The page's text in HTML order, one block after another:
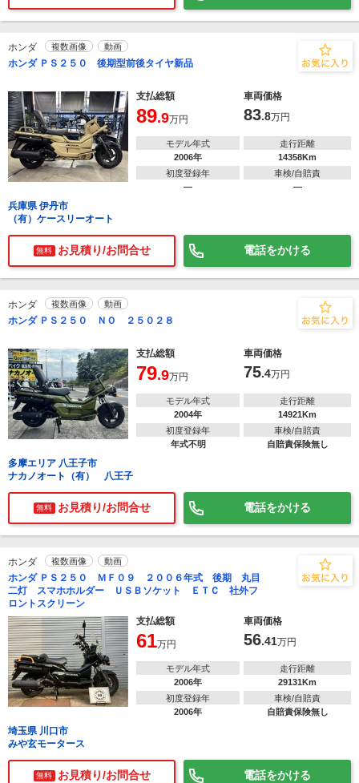
ホンダ 複数画像 動画
ホンダ ＰＳ２５０ 後期型前後タイヤ新品
支払総額 車両価格
89.9万円 83.8万円
モデル年式
2006年
走行距離
14358Km
初度登録年
―
車検/自賠責
―
兵庫県 伊丹市
（有）ケースリーオート
無料 お見積り/お問合せ 電話をかける
ホンダ 複数画像 動画
ホンダ ＰＳ２５０ ＮＯ ２５０２８
支払総額 車両価格
79.9万円 75.4万円
モデル年式
2004年
走行距離
14921Km
初度登録年
年式不明
車検/自賠責
自賠責保険無し
多摩エリア 八王子市
ナカノオート（有） 八王子
無料 お見積り/お問合せ 電話をかける
ホンダ 複数画像 動画
ホンダ ＰＳ２５０ ＭＦ０９ ２００６年式 後期 丸目
二灯 スマホホルダー ＵＳＢソケット ＥＴＣ 社外フ
ロントスクリーン
支払総額
車両価格
61万円 56.41万円
モデル年式
2006年
走行距離
29131Km
初度登録年
2006年
車検/自賠責
自賠責保険無し
埼玉県 川口市
みや玄モータース
無料 お見積り/お問合せ 電話をかける